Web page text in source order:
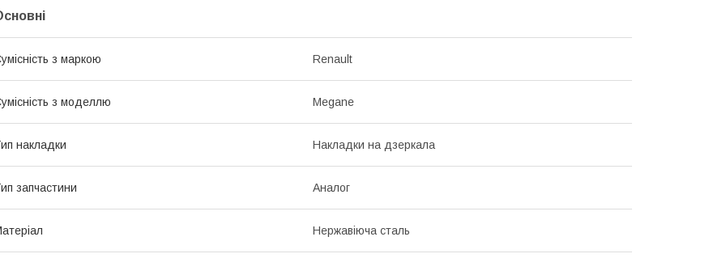
з маркою Renault
з моделлю Megane
накладки Накладки на дзеркала
запчастини Аналог
Нержавіюча сталь